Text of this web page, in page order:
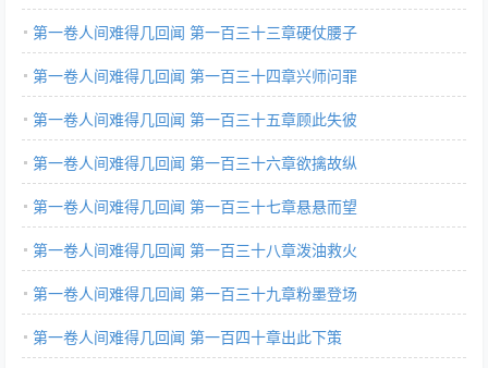
第一卷人间难得几回闻 第一百三十三章硬仗腰子
第一卷人间难得几回闻 第一百三十四章兴师问罪
第一卷人间难得几回闻 第一百三十五章顾此失彼
第一卷人间难得几回闻 第一百三十六章欲擒故纵
第一卷人间难得几回闻 第一百三十七章悬悬而望
第一卷人间难得几回闻 第一百三十八章泼油救火
第一卷人间难得几回闻 第一百三十九章粉墨登场
第一卷人间难得几回闻 第一百四十章出此下策